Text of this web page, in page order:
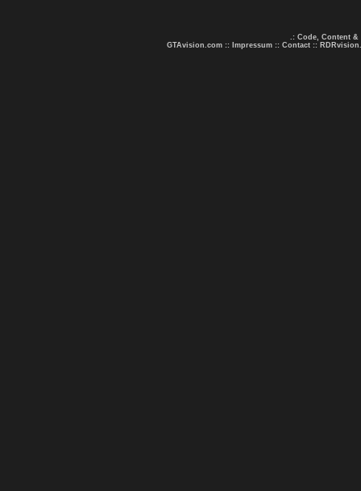
.: Code, Content &
GTAvision.com :: Impressum :: Contact ::